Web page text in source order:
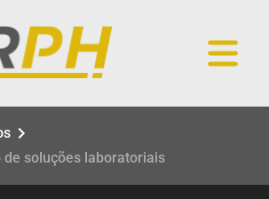
de soluções laboratoriais